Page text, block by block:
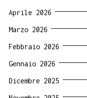
Aprile 2026
Marzo 2026
Febbraio 2026
Gennaio 2026
Dicembre 2025